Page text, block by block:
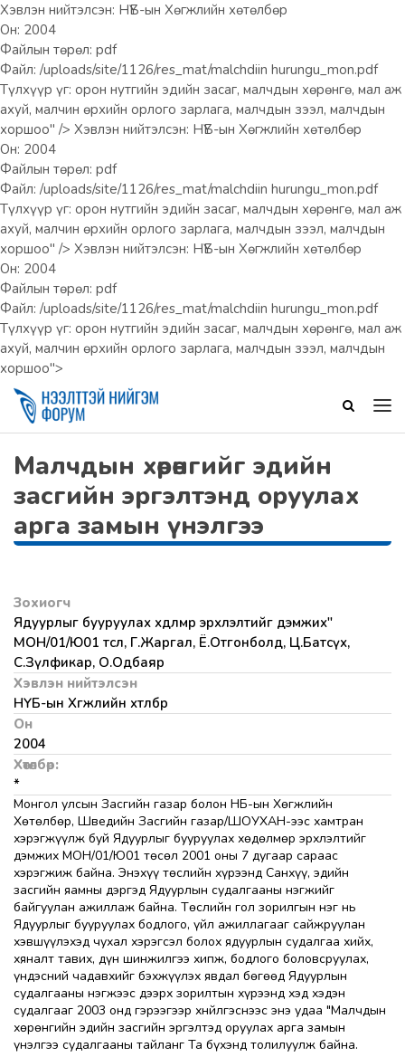
Хэвлэн нийтэлсэн: НҮБ-ын Хөгжлийн хөтөлбөр
Он: 2004
Файлын төрөл: pdf
Файл: /uploads/site/1126/res_mat/malchdiin hurungu_mon.pdf
Түлхүүр үг: орон нутгийн эдийн засаг, малчдын хөрөнгө, мал аж
ахуй, малчин өрхийн орлого зарлага, малчдын зээл, малчдын
хоршоо" /> Хэвлэн нийтэлсэн: НҮБ-ын Хөгжлийн хөтөлбөр
Он: 2004
Файлын төрөл: pdf
Файл: /uploads/site/1126/res_mat/malchdiin hurungu_mon.pdf
Түлхүүр үг: орон нутгийн эдийн засаг, малчдын хөрөнгө, мал аж
ахуй, малчин өрхийн орлого зарлага, малчдын зээл, малчдын
хоршоо" /> Хэвлэн нийтэлсэн: НҮБ-ын Хөгжлийн хөтөлбөр
Он: 2004
Файлын төрөл: pdf
Файл: /uploads/site/1126/res_mat/malchdiin hurungu_mon.pdf
Түлхүүр үг: орон нутгийн эдийн засаг, малчдын хөрөнгө, мал аж
ахуй, малчин өрхийн орлого зарлага, малчдын зээл, малчдын
хоршоо">
Малчдын хөрөнгийг эдийн
засгийн эргэлтэнд оруулах
арга замын үнэлгээ
Зохиогч
Ядуурлыг бууруулах хөдөлмөр эрхлэлтийг дэмжих"
МОН/01/Ю01 төсөл, Г.Жаргал, Ё.Отгонболд, Ц.Батсүх,
С.Зүлфикар, О.Одбаяр
Хэвлэн нийтэлсэн
НҮБ-ын Хөгжлийн хөтөлбөр
Он
2004
Хөтөлбөр:
*
Монгол улсын Засгийн газар болон НҮБ-ын Хөгжлийн
Хөтөлбөр, Шведийн Засгийн газар/ШОУХАН-ээс хамтран
хэрэгжүүлж буй Ядуурлыг бууруулах хөдөлмөр эрхлэлтийг
дэмжих МОН/01/Ю01 төсөл 2001 оны 7 дугаар сараас
хэрэгжиж байна. Энэхүү төслийн хүрээнд Санхүү, эдийн
засгийн яамны дэргэд Ядуурлын судалгааны нэгжийг
байгуулан ажиллаж байна. Төслийн гол зорилгын нэг нь
Ядуурлыг бууруулах бодлого, үйл ажиллагааг сайжруулан
хэвшүүлэхэд чухал хэрэгсэл болох ядуурлын судалгаа хийх,
хяналт тавих, дүн шинжилгээ хипж, бодлого боловсруулах,
үндэсний чадавхийг бэхжүүлэх явдал бөгөөд Ядуурлын
судалгааны нэгжээс дээрх зорилтын хүрээнд хэд хэдэн
судалгааг 2003 онд гэрээгээр хнйлгэснээс энэ удаа "Малчдын
хөрөнгийн эдийн засгийн эргэлтэд оруулах арга замын
үнэлгээ судалгааны тайланг Та бүхэнд толилуулж байна.